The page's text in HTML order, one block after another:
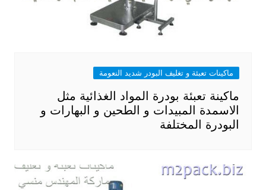
ماكينات تعبئة و تغليف البودر شديد النعومة
ماكينة تعبئة بودرة المواد الغذائية مثل
الاسمدة المبيدات و الطحين و البهارات و
البودرة المختلفة